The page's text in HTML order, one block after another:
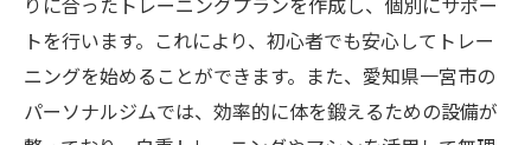
トを行います。これにより、初心者でも安心してトレー
ニングを始めることができます。また、愛知県一宮市の
パーソナルジムでは、効率的に体を鍛えるための設備が